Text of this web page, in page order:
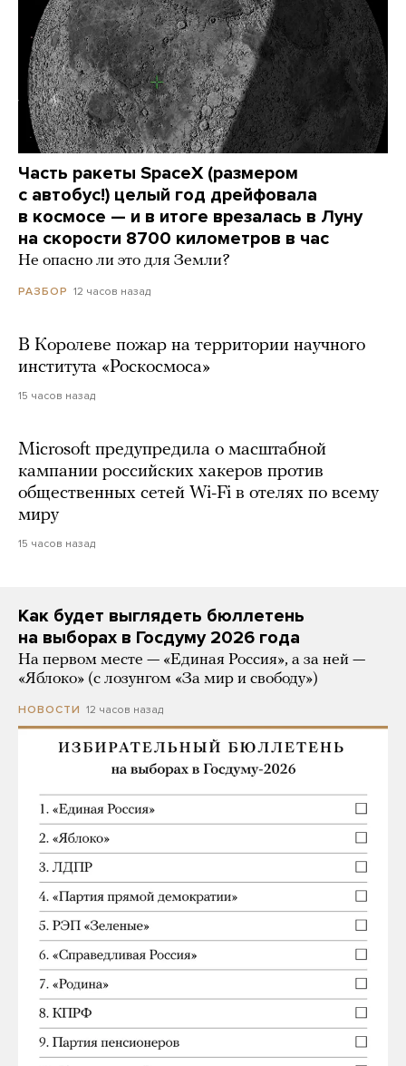
Часть ракеты SpaceX (размером
с автобус!) целый год дрейфовала
в космосе — и в итоге врезалась в Луну
на скорости 8700 километров в час
Не опасно ли это для Земли?
РАЗБОР 12 часов назад
В Королеве пожар на территории научного
института «Роскосмоса»
15 часов назад
Microsoft предупредила о масштабной
кампании российских хакеров против
общественных сетей Wi-Fi в отелях по всему
миру
15 часов назад
Как будет выглядеть бюллетень
на выборах в Госдуму 2026 года
На первом месте — «Единая Россия», а за ней —
«Яблоко» (с лозунгом «За мир и свободу»)
НОВОСТИ 12 часов назад